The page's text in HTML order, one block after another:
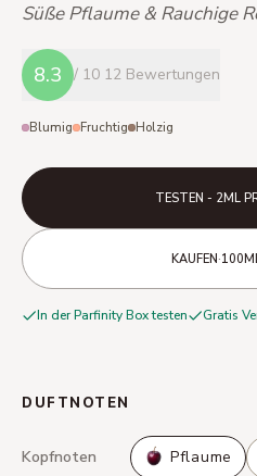
Süße Pflaume & Rauchige
8.3 / 10 12 Bewertungen
Blumig Fruchtig Holzig
TESTEN - 2ML
KAUFEN·
In der Parfinity Box testen Gratis
DUFTNOTEN
Kopfnoten Pflaume